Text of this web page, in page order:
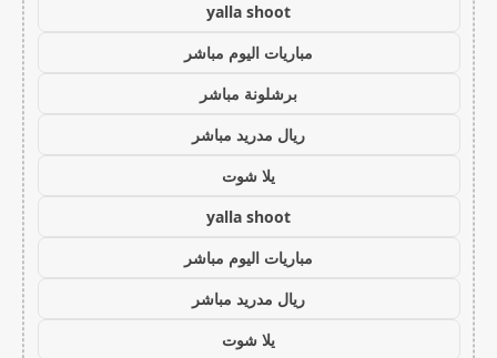
yalla shoot
مباريات اليوم مباشر
برشلونة مباشر
ريال مدريد مباشر
يلا شوت
yalla shoot
مباريات اليوم مباشر
ريال مدريد مباشر
يلا شوت